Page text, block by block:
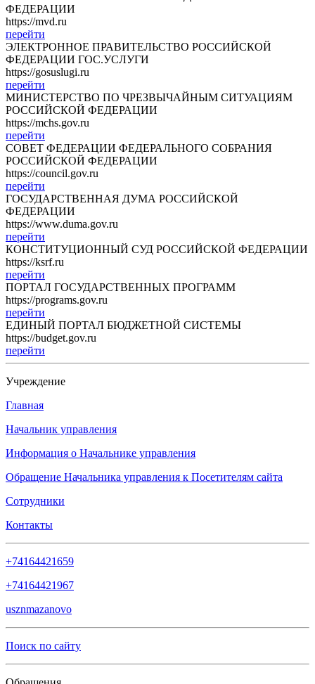
ФЕДЕРАЦИИ
https://mvd.ru
перейти
ЭЛЕКТРОННОЕ ПРАВИТЕЛЬСТВО РОССИЙСКОЙ
ФЕДЕРАЦИИ ГОС.УСЛУГИ
https://gosuslugi.ru
перейти
МИНИСТЕРСТВО ПО ЧРЕЗВЫЧАЙНЫМ СИТУАЦИЯМ
РОССИЙСКОЙ ФЕДЕРАЦИИ
https://mchs.gov.ru
перейти
СОВЕТ ФЕДЕРАЦИИ ФЕДЕРАЛЬНОГО СОБРАНИЯ
РОССИЙСКОЙ ФЕДЕРАЦИИ
https://council.gov.ru
перейти
ГОСУДАРСТВЕННАЯ ДУМА РОССИЙСКОЙ
ФЕДЕРАЦИИ
https://www.duma.gov.ru
перейти
КОНСТИТУЦИОННЫЙ СУД РОССИЙСКОЙ ФЕДЕРАЦИИ
https://ksrf.ru
перейти
ПОРТАЛ ГОСУДАРСТВЕННЫХ ПРОГРАММ
https://programs.gov.ru
перейти
ЕДИНЫЙ ПОРТАЛ БЮДЖЕТНОЙ СИСТЕМЫ
https://budget.gov.ru
перейти
Учреждение
Главная
Начальник управления
Информация о Начальнике управления
Обращение Начальника управления к Посетителям сайта
Сотрудники
Контакты
+74164421659
+74164421967
usznmazanovo
Поиск по сайту